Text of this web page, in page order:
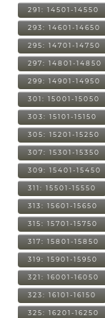
291: 14501-14550
293: 14601-14650
295: 14701-14750
297: 14801-14850
299: 14901-14950
301: 15001-15050
303: 15101-15150
305: 15201-15250
307: 15301-15350
309: 15401-15450
311: 15501-15550
313: 15601-15650
315: 15701-15750
317: 15801-15850
319: 15901-15950
321: 16001-16050
323: 16101-16150
325: 16201-16250